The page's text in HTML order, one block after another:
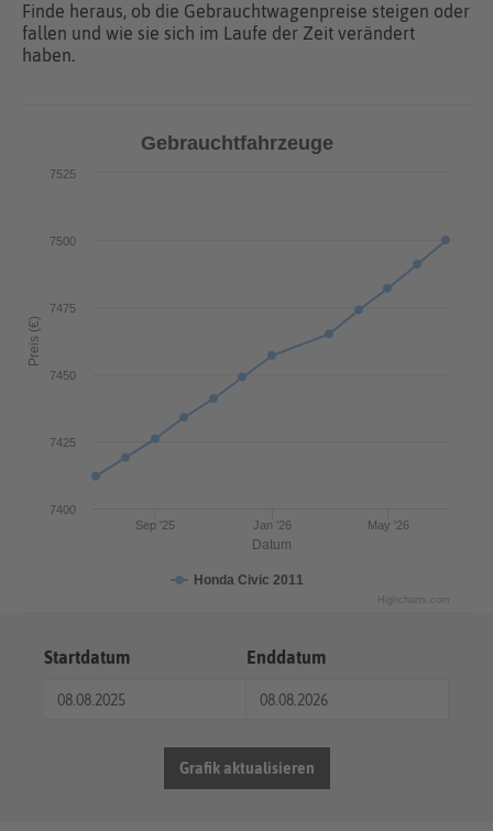
Finde heraus, ob die Gebrauchtwagenpreise steigen oder
fallen und wie sie sich im Laufe der Zeit verändert
haben.
Datum
Preis (€)
Gebrauchtfahrzeuge
Honda Civic 2011
Jan '26
Sep '25 May '26
7400
7500
7425
7450
7475
7525
Highcharts.com
Startdatum Enddatum
Grafik aktualisieren